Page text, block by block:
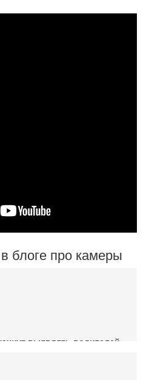
блоге про камеры
выявлять водителей